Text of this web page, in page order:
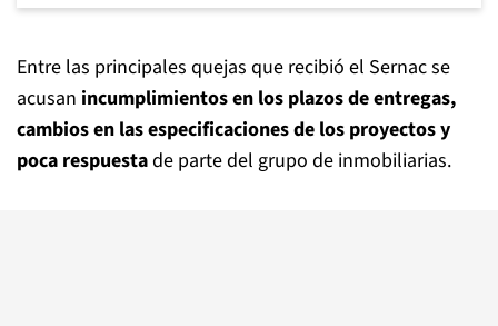
Entre las principales quejas que recibió el Sernac se
acusan incumplimientos en los plazos de entregas,
cambios en las especificaciones de los proyectos y
poca respuestade parte del grupo de inmobiliarias.